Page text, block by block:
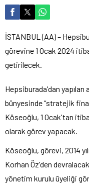
İSTANBUL (AA) –
görevine 1 Ocak 2024
getirilecek.
Hepsiburada'dan yapılan
bünyesinde “stratejik
Köseoğlu, 1 Ocak'tan
olarak görev yapacak.
Köseoğlu, görevi, 2014
Korhan Öz'den
yönetim kurulu üyeliği